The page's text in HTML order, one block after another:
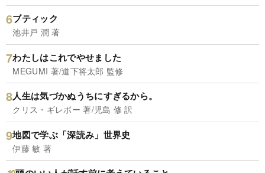
ブティック
池井戸 潤 著
わたしはこれでやせました
MEGUMI 著/道下将太郎 監修
人生は気づかぬうちにすぎるから。
クリス・ギレボー 著/児島 修 訳
地図で学ぶ「深読み」世界史
伊藤 敏 著